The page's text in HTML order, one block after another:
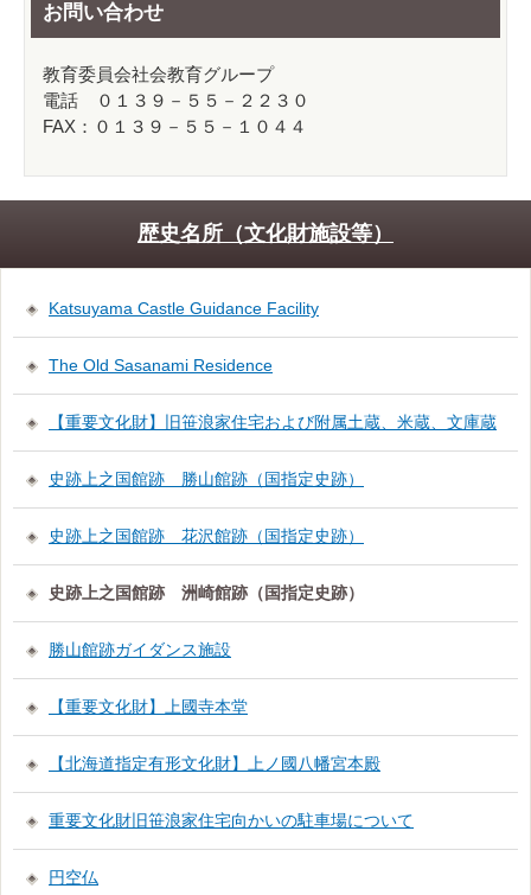
お問い合わせ
教育委員会社会教育グループ
電話 ０１３９－５５－２２３０
FAX：０１３９－５５－１０４４
歴史名所（文化財施設等）
Katsuyama Castle Guidance Facility
The Old Sasanami Residence
【重要文化財】旧笹浪家住宅および附属土蔵、米蔵、文庫蔵
史跡上之国館跡 勝山館跡（国指定史跡）
史跡上之国館跡 花沢館跡（国指定史跡）
史跡上之国館跡 洲崎館跡（国指定史跡）
勝山館跡ガイダンス施設
【重要文化財】上國寺本堂
【北海道指定有形文化財】上ノ國八幡宮本殿
重要文化財旧笹浪家住宅向かいの駐車場について
円空仏